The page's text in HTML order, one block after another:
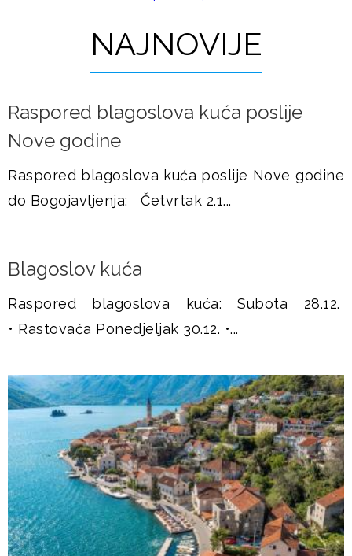
e
c
e
NAJNOVIJE
Raspored blagoslova kuća poslije
Nove godine
Raspored blagoslova kuća poslije Nove godine
do Bogojavljenja: Četvrtak 2.1...
Blagoslov kuća
Raspored blagoslova kuća: Subota 28.12.
• Rastovača Ponedjeljak 30.12. •...